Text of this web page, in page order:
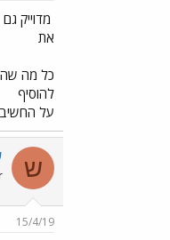
מדוייק
את
כל מה
להוסיף
על
ש
15/4/19